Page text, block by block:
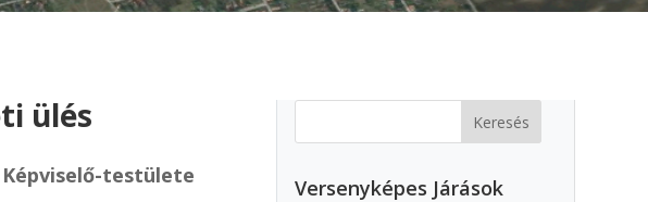
ülés
testülete
Versenyképes Járások